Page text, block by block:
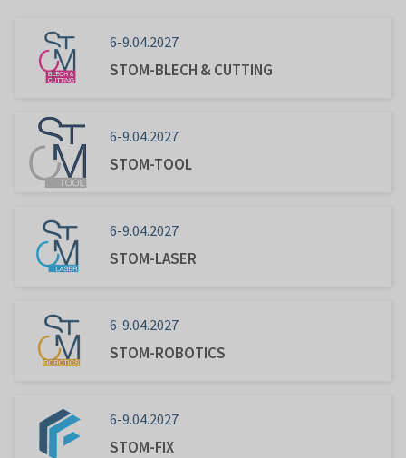
6-9.04.2027
STOM-BLECH & CUTTING
6-9.04.2027
STOM-TOOL
6-9.04.2027
STOM-LASER
6-9.04.2027
STOM-ROBOTICS
6-9.04.2027
STOM-FIX